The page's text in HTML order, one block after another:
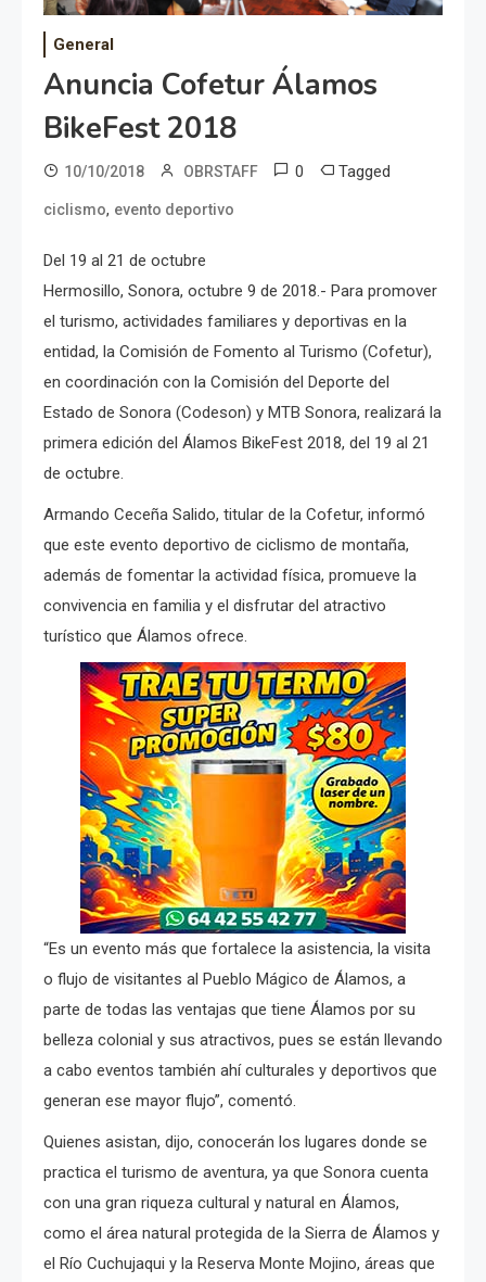
General
Anuncia Cofetur Álamos
BikeFest 2018
10/10/2018 OBRSTAFF 0 Tagged
ciclismo, evento deportivo
Del 19 al 21 de octubre
Hermosillo, Sonora, octubre 9 de 2018.- Para promover
el turismo, actividades familiares y deportivas en la
entidad, la Comisión de Fomento al Turismo (Cofetur),
en coordinación con la Comisión del Deporte del
Estado de Sonora (Codeson) y MTB Sonora, realizará la
primera edición del Álamos BikeFest 2018, del 19 al 21
de octubre.
Armando Ceceña Salido, titular de la Cofetur, informó
que este evento deportivo de ciclismo de montaña,
además de fomentar la actividad física, promueve la
convivencia en familia y el disfrutar del atractivo
turístico que Álamos ofrece.
“Es un evento más que fortalece la asistencia, la visita
o flujo de visitantes al Pueblo Mágico de Álamos, a
parte de todas las ventajas que tiene Álamos por su
belleza colonial y sus atractivos, pues se están llevando
a cabo eventos también ahí culturales y deportivos que
generan ese mayor flujo”, comentó.
Quienes asistan, dijo, conocerán los lugares donde se
practica el turismo de aventura, ya que Sonora cuenta
con una gran riqueza cultural y natural en Álamos,
como el área natural protegida de la Sierra de Álamos y
el Río Cuchujaqui y la Reserva Monte Mojino, áreas que